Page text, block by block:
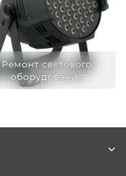
Ремонт светового
оборудования